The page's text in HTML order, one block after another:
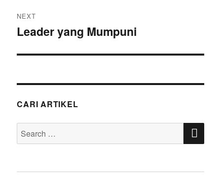
NEXT
Next
Leader yang Mumpuni
CARI ARTIKEL
Search
for: